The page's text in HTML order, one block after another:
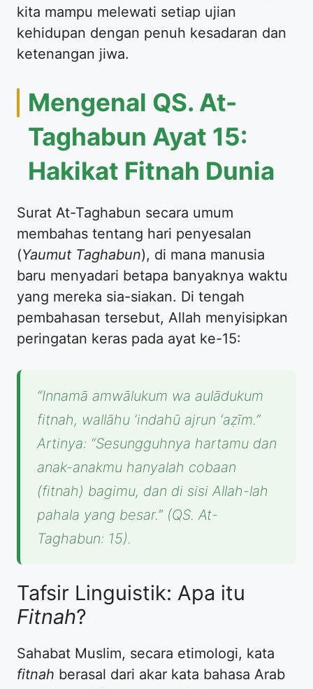
kita mampu melewati setiap ujian
kehidupan dengan penuh kesadaran dan
ketenangan jiwa.
Mengenal QS. At-
Taghabun Ayat 15:
Hakikat Fitnah Dunia
Surat At-Taghabun secara umum
membahas tentang hari penyesalan
(Yaumut Taghabun), di mana manusia
baru menyadari betapa banyaknya waktu
yang mereka sia-siakan. Di tengah
pembahasan tersebut, Allah menyisipkan
peringatan keras pada ayat ke-15:
“Innamā amwālukum wa aulādukum
fitnah, wallāhu ‘indahū ajrun ‘aẓīm.”
Artinya: “Sesungguhnya hartamu dan
anak-anakmu hanyalah cobaan
(fitnah) bagimu, dan di sisi Allah-lah
pahala yang besar.” (QS. At-
Taghabun: 15).
Tafsir Linguistik: Apa itu
Fitnah?
Sahabat Muslim, secara etimologi, kata
fitnah berasal dari akar kata bahasa Arab